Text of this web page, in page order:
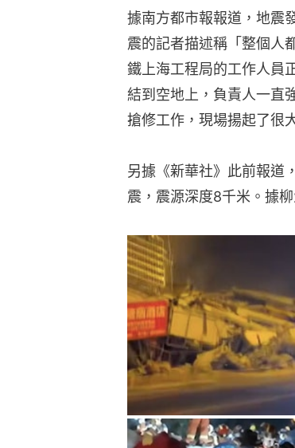
據南方都市報報道，地震
震的記者描述稱「整個人
鐵上海工程局的工作人員
結到空地上，負責人一直
搶修工作，現場揚起了很
另據《新華社》此前報道
震，震源深度8千米。據